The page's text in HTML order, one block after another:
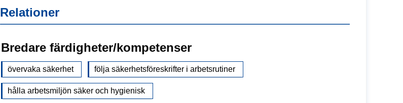
Relationer
Bredare färdigheter/kompetenser
övervaka säkerhet följa säkerhetsföreskrifter i arbetsrutiner
hålla arbetsmiljön säker och hygienisk